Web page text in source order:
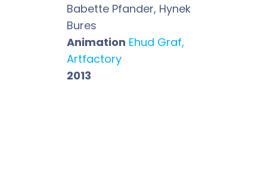
Babette Pfander, Hynek
Bures
Animation Ehud Graf,
Artfactory
2013